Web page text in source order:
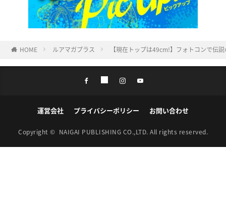
HOME ルアマガプラス 【現在トップは49cm!】フォトコンで伝
運営会社 プライバシーポリシー お問い合わせ
Copyright © NAIGAI PUBLISHING CO.,LTD. All rights reserved.